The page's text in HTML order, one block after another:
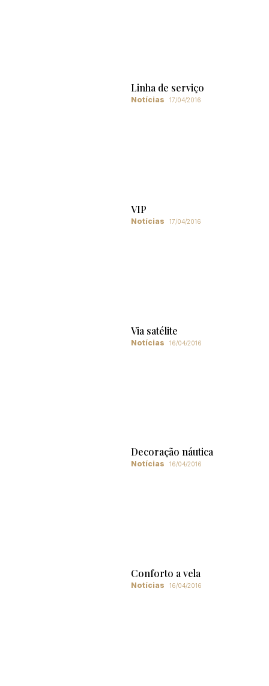
Linha de serviço
Notícias 17/04/2016
VIP
Notícias 17/04/2016
Via satélite
Notícias 16/04/2016
Decoração náutica
Notícias 16/04/2016
Conforto a vela
Notícias 16/04/2016